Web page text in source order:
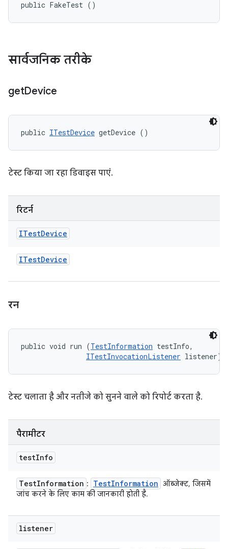
public FakeTest ()
सार्वजनिक तरीके
getDevice
public ITestDevice getDevice ()
टेस्ट किया जा रहा डिवाइस पाएं.
रिटर्न
ITestDevice
ITestDevice
रन
public void run (TestInformation testInfo,
ITestInvocationListener listener)
टेस्ट चलाता है और नतीजे को सुनने वाले को रिपोर्ट करता है.
पैरामीटर
testInfo
TestInformation : TestInformation ऑब्जेक्ट, जिसमें
जांच करने के लिए काम की जानकारी होती है.
listener